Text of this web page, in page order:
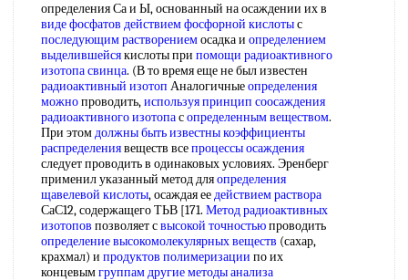
определения Са и Ы, основанный на осаждении их в
виде фосфатов действием фосфорной кислотыс
последующим растворениемосадка и определением
выделившейсякислоты при помощи радиоактивного
изотопасвинца. (В то время еще не был известен
радиоактивный изотоп Аналогичныеопределения
можнопроводить,используя принцип соосаждения
радиоактивного изотопасопределенным веществом.
При этомдолжны бытьизвестны коэффициенты
распределениявеществ всепроцессы осаждения
следует проводить в одинаковых условиях. Эренберг
применил указанный метод дляопределения
щавелевой кислоты, осаждая еедействием раствора
СаС12, содержащего ТЬВ [171. Метод радиоактивных
изотопов позволяет свысокой точностьюпроводить
определение высокомолекулярных веществ (сахар,
крахмал) и продуктов полимеризации по их
концевымгруппам другие методыанализа